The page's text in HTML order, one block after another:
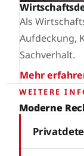
Als
Aufdeckung,
Sachverhalt.
Mehr
WEITERE
Moderne